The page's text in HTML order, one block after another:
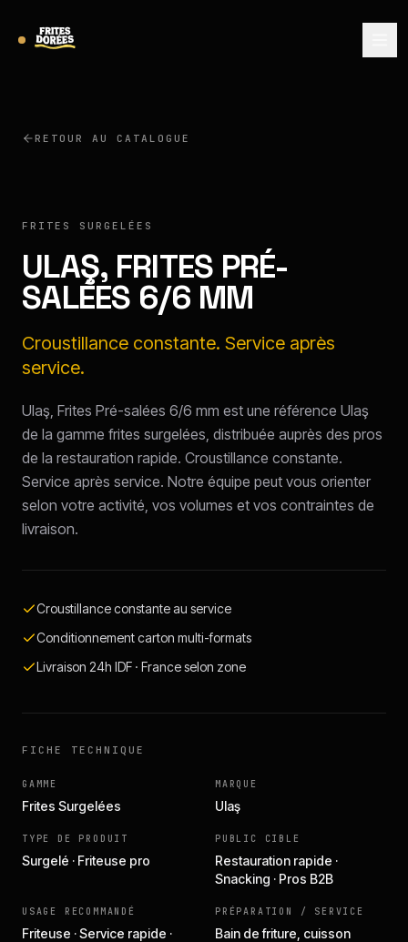
RETOUR AU CATALOGUE
FRITES SURGELÉES
ULAŞ, FRITES PRÉ-
SALÉES 6/6 MM
Croustillance constante. Service après
service.
Ulaş, Frites Pré-salées 6/6 mm est une référence Ulaş
de la gamme frites surgelées, distribuée auprès des pros
de la restauration rapide. Croustillance constante.
Service après service. Notre équipe peut vous orienter
selon votre activité, vos volumes et vos contraintes de
livraison.
Croustillance constante au service
Conditionnement carton multi-formats
Livraison 24h IDF · France selon zone
FICHE TECHNIQUE
GAMME
Frites Surgelées
MARQUE
Ulaş
TYPE DE PRODUIT
Surgelé · Friteuse pro
PUBLIC CIBLE
Restauration rapide ·
Snacking · Pros B2B
USAGE RECOMMANDÉ
Friteuse · Service rapide ·
PRÉPARATION / SERVICE
Bain de friture, cuisson